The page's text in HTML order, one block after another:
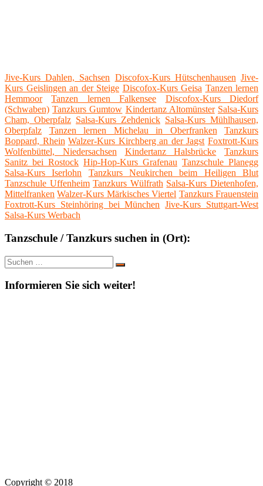
Jive-Kurs Dahlen, Sachsen Discofox-Kurs Hütschenhausen Jive-
Kurs Geislingen an der Steige Discofox-Kurs Geisa Tanzen lernen
Hemmoor
Tanzen lernen Falkensee
Discofox-Kurs Diedorf
(Schwaben) Tanzkurs Gumtow Kindertanz Altomünster Salsa-Kurs
Cham, Oberpfalz Salsa-Kurs Zehdenick Salsa-Kurs Mühlhausen,
Oberpfalz
Tanzen lernen Michelau in Oberfranken
Tanzkurs
Boppard, Rhein Walzer-Kurs Kirchberg an der Jagst Foxtrott-Kurs
Wolfenbüttel, Niedersachsen
Kindertanz Halsbrücke
Tanzkurs
Sanitz bei Rostock Hip-Hop-Kurs Grafenau Tanzschule Planegg
Salsa-Kurs Iserlohn
Tanzkurs Neukirchen beim Heiligen Blut
Tanzschule Uffenheim Tanzkurs Wülfrath Salsa-Kurs Dietenhofen,
Mittelfranken Walzer-Kurs Märkisches Viertel Tanzkurs Frauenstein
Foxtrott-Kurs Steinhöring bei München
Jive-Kurs Stuttgart-West
Salsa-Kurs Werbach
Tanzschule / Tanzkurs suchen in (Ort):
Suche
nach:
Suchen
Informieren Sie sich weiter!
Copyright © 2018